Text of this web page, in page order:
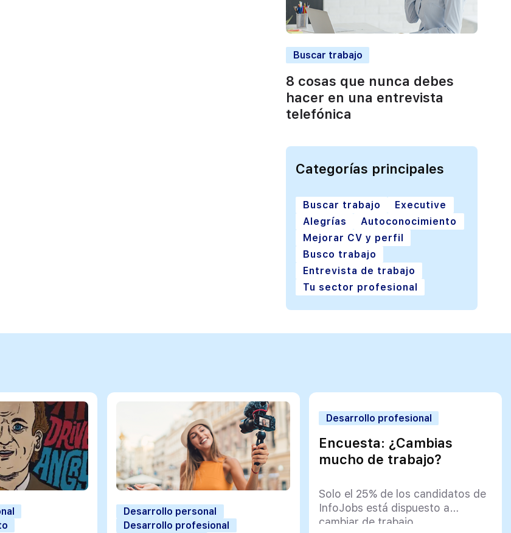
Buscar trabajo
8 cosas que nunca debes
hacer en una entrevista
telefónica
Categorías principales
Buscar trabajo
Executive
Alegrías
Autoconocimiento
Mejorar CV y perfil
Busco trabajo
Entrevista de trabajo
Tu sector profesional
Desarrollo personal
Desarrollo profesional
Desarrollo profesional
Encuesta: ¿Cambias
mucho de trabajo?
Solo el 25% de los candidatos de
InfoJobs está dispuesto a
cambiar de trabajo